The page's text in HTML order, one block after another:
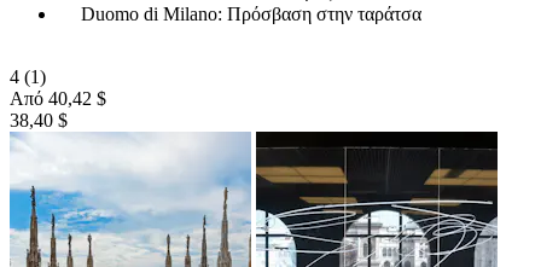
Duomo di Milano: Πρόσβαση στην ταράτσα
4 (1)
Από 40,42 $
38,40 $